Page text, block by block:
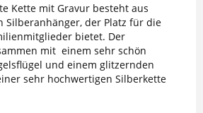
Kette mit Gravur besteht aus
Silberanhänger, der Platz für die
bietet. Der
mit einem sehr schön
und einem glitzernden
sehr hochwertigen Silberkette